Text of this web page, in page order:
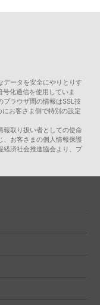
データを安全にやりとりす
化通信を使用していま
ブラウザ間の情報はSSL技
お客さま側で特別の設定
報取り扱い者としての使命
、お客さまの個人情報保護
経済社会推進協会より、プ